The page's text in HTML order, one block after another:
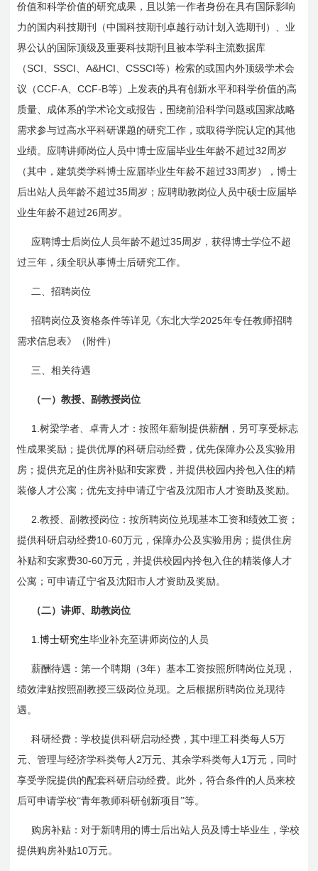
价值和科学价值的研究成果，且以第一作者身份在具有国际影响
力的国内科技期刊（中国科技期刊卓越行动计划入选期刊）、业
界公认的国际顶级及重要科技期刊且被本学科主流数据库
（SCI 、SSCI 、A&HCI 、CSSCI等）检索的或国内外顶级学术会
议（CCF-A 、CCF-B等）上发表的具有创新水平和科学价值的高
质量、成体系的学术论文或报告，围绕前沿科学问题或国家战略
需求参与过高水平科研课题的研究工作，或取得学院认定的其他
业绩。应聘讲师岗位人员中博士应届毕业生年龄不超过32 周岁
（其中，建筑类学科博士应届毕业生年龄不超过33 周岁），博士
后出站人员年龄不超过35周岁；应聘助教岗位人员中硕士应届毕
业生年龄不超过26 周岁。
应聘博士后岗位人员年龄不超过35周岁，获得博士学位不超
过三年，须全职从事博士后研究工作。
二、招聘岗位
招聘岗位及资格条件等详见《东北大学2025年专任教师招聘
需求信息表》（附件）
三、相关待遇
（一）教授、副教授岗位
1.树梁学者、卓青人才：按照年薪制提供薪酬，另可享受标志
性成果奖励；提供优厚的科研启动经费，优先保障办公及实验用
房；提供充足的住房补贴和安家费，并提供校园内拎包入住的精
装修人才公寓；优先支持申请辽宁省及沈阳市人才资助及奖励。
2.教授、副教授岗位：按所聘岗位兑现基本工资和绩效工资；
提供科研启动经费10-60万元，保障办公及实验用房；提供住房
补贴和安家费30-60万元，并提供校园内拎包入住的精装修人才
公寓；可申请辽宁省及沈阳市人才资助及奖励。
（二）讲师、助教岗位
1.博士研究生毕业补充至讲师岗位的人员
薪酬待遇：第一个聘期（3年）基本工资按照所聘岗位兑现，
绩效津贴按照副教授三级岗位兑现。之后根据所聘岗位兑现待
遇。
科研经费：学校提供科研启动经费，其中理工科类每人5万
元、管理与经济学科类每人 2万元、其余学科类每人 1万元，同时
享受学院提供的配套科研启动经费。此外，符合条件的人员来校
后可申请学校“青年教师科研创新项目”等。
购房补贴：对于新聘用的博士后出站人员及博士毕业生，学校
提供购房补贴10万元。